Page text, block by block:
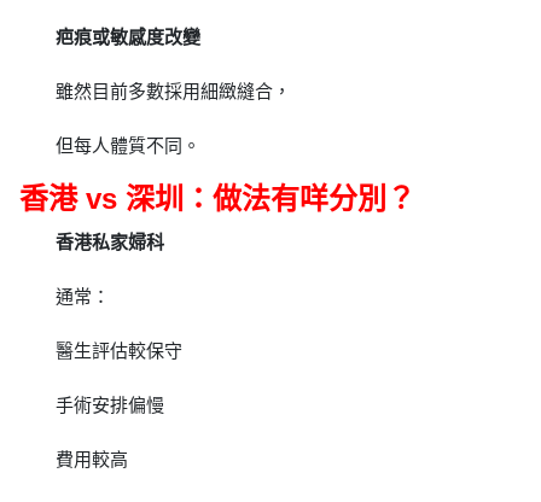
疤痕或敏感度改變
雖然目前多數採用細緻縫合，
但每人體質不同。
香港 vs 深圳：做法有咩分別？
香港私家婦科
通常：
醫生評估較保守
手術安排偏慢
費用較高